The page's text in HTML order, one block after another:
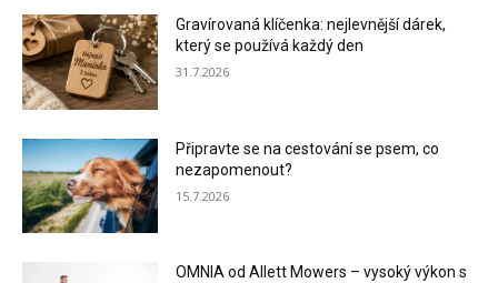
Gravírovaná klíčenka: nejlevnější dárek,
který se používá každý den
31.7.2026
Připravte se na cestování se psem, co
nezapomenout?
15.7.2026
OMNIA od Allett Mowers – vysoký výkon s